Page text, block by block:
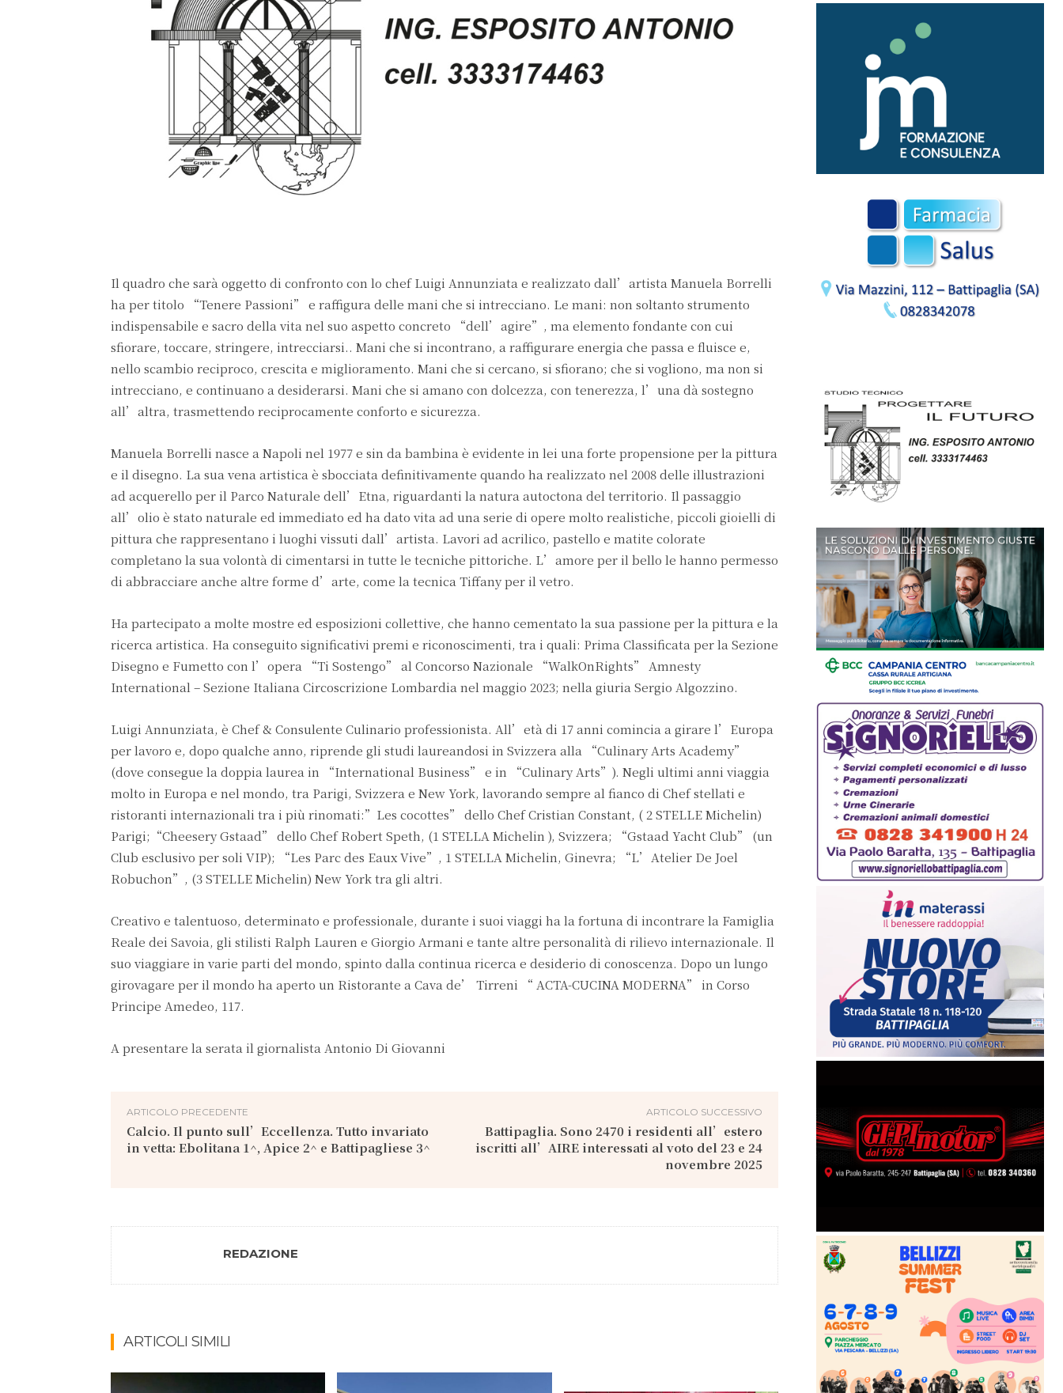
Il quadro che sarà oggetto di confronto con lo chef Luigi Annunziata e realizzato dall’artista Manuela Borrelli
ha per titolo “Tenere Passioni” e raffigura delle mani che si intrecciano. Le mani: non soltanto strumento
indispensabile e sacro della vita nel suo aspetto concreto “dell’agire”, ma elemento fondante con cui
sfiorare, toccare, stringere, intrecciarsi.. Mani che si incontrano, a raffigurare energia che passa e fluisce e,
nello scambio reciproco, crescita e miglioramento. Mani che si cercano, si sfiorano; che si vogliono, ma non si
intrecciano, e continuano a desiderarsi. Mani che si amano con dolcezza, con tenerezza, l’una dà sostegno
all’altra, trasmettendo reciprocamente conforto e sicurezza.
Manuela Borrelli nasce a Napoli nel 1977 e sin da bambina è evidente in lei una forte propensione per la pittura
e il disegno. La sua vena artistica è sbocciata definitivamente quando ha realizzato nel 2008 delle illustrazioni
ad acquerello per il Parco Naturale dell’Etna, riguardanti la natura autoctona del territorio. Il passaggio
all’olio è stato naturale ed immediato ed ha dato vita ad una serie di opere molto realistiche, piccoli gioielli di
pittura che rappresentano i luoghi vissuti dall’artista. Lavori ad acrilico, pastello e matite colorate
completano la sua volontà di cimentarsi in tutte le tecniche pittoriche. L’amore per il bello le hanno permesso
di abbracciare anche altre forme d’arte, come la tecnica Tiffany per il vetro.
Ha partecipato a molte mostre ed esposizioni collettive, che hanno cementato la sua passione per la pittura e la
ricerca artistica. Ha conseguito significativi premi e riconoscimenti, tra i quali: Prima Classificata per la Sezione
Disegno e Fumetto con l’opera “Ti Sostengo” al Concorso Nazionale “WalkOnRights” Amnesty
International – Sezione Italiana Circoscrizione Lombardia nel maggio 2023; nella giuria Sergio Algozzino.
Luigi Annunziata, è Chef & Consulente Culinario professionista. All’età di 17 anni comincia a girare l’Europa
per lavoro e, dopo qualche anno, riprende gli studi laureandosi in Svizzera alla “Culinary Arts Academy”
(dove consegue la doppia laurea in “International Business” e in “Culinary Arts”). Negli ultimi anni viaggia
molto in Europa e nel mondo, tra Parigi, Svizzera e New York, lavorando sempre al fianco di Chef stellati e
ristoranti internazionali tra i più rinomati:”Les cocottes” dello Chef Cristian Constant, ( 2 STELLE Michelin)
Parigi;“Cheesery Gstaad” dello Chef Robert Speth, (1 STELLA Michelin ), Svizzera; “Gstaad Yacht Club” (un
Club esclusivo per soli VIP); “Les Parc des Eaux Vive”, 1 STELLA Michelin, Ginevra; “L’Atelier De Joel
Robuchon”, (3 STELLE Michelin) New York tra gli altri.
Creativo e talentuoso, determinato e professionale, durante i suoi viaggi ha la fortuna di incontrare la Famiglia
Reale dei Savoia, gli stilisti Ralph Lauren e Giorgio Armani e tante altre personalità di rilievo internazionale. Il
suo viaggiare in varie parti del mondo, spinto dalla continua ricerca e desiderio di conoscenza. Dopo un lungo
girovagare per il mondo ha aperto un Ristorante a Cava de’ Tirreni “ ACTA-CUCINA MODERNA” in Corso
Principe Amedeo, 117.
A presentare la serata il giornalista Antonio Di Giovanni
ARTICOLO PRECEDENTE
Calcio. Il punto sull’Eccellenza. Tutto invariato
in vetta: Ebolitana 1^, Apice 2^ e Battipagliese 3^
ARTICOLO SUCCESSIVO
Battipaglia. Sono 2470 i residenti all’estero
iscritti all’AIRE interessati al voto del 23 e 24
novembre 2025
REDAZIONE
ARTICOLI SIMILI